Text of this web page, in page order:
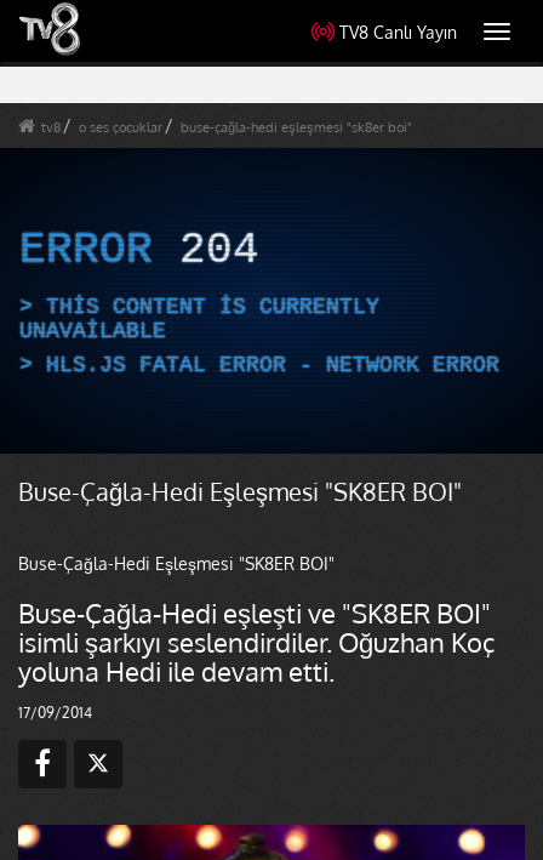
TV8 Canlı Yayın
tv8 o ses çocuklar buse-çağla-hedi eşleşmesi "sk8er boi"
ERROR 204
THIS CONTENT IS CURRENTLY
UNAVAILABLE
HLS.JS FATAL ERROR - NETWORK ERROR
Buse-Çağla-Hedi Eşleşmesi "SK8ER BOI"
Buse-Çağla-Hedi Eşleşmesi "SK8ER BOI"
Buse-Çağla-Hedi eşleşti ve "SK8ER BOI"
isimli şarkıyı seslendirdiler. Oğuzhan Koç
yoluna Hedi ile devam etti.
17/09/2014